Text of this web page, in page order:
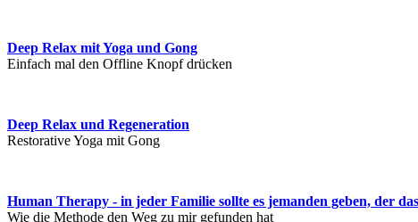
Deep Relax mit Yoga und Gong
Einfach mal den Offline Knopf drücken
Deep Relax und Regeneration
Restorative Yoga mit Gong
Human Therapy - in jeder Familie sollte es jemanden geben, der
Wie die Methode den Weg zu mir gefunden hat